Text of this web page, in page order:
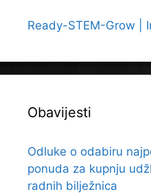
Ready-STEM-Grow |
Obavijesti
Odluke o odabiru
ponuda za kupnju
radnih bilježnica